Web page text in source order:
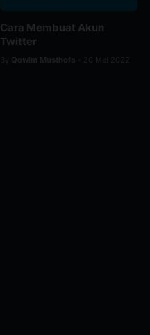
Cara Membuat Akun
Twitter
By Qowim Musthofa 20 Mei 2022